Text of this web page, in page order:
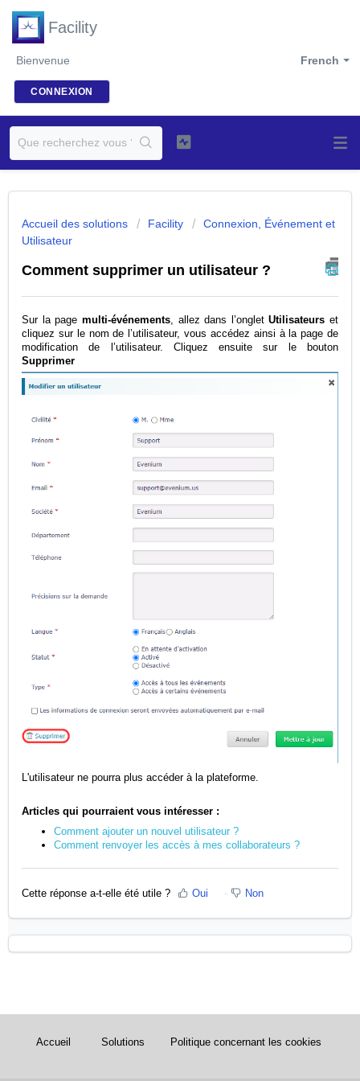
Facility
French
Bienvenue
CONNEXION
Accueil des solutions Facility
Connexion, Événement et
Utilisateur
Comment supprimer un utilisateur ?
Sur la page multi-événements, allez dans l’ongletUtilisateurs et
cliquez sur le nom de l’utilisateur, vous accédez ainsi à la page de
modification de l’utilisateur. Cliquez ensuite sur le bouton
Supprimer
L'utilisateur ne pourra plus accéder à la plateforme.
Articles qui pourraient vous intéresser :
Comment ajouter un nouvel utilisateur ?
Comment renvoyer les accès à mes collaborateurs ?
Cette réponse a-t-elle été utile ? Oui Non
Accueil Solutions Politique concernant les cookies